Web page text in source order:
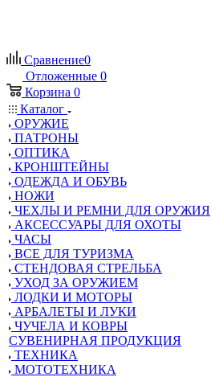
Сравнение0
Отложенные 0
Корзина 0
Каталог
ОРУЖИЕ
ПАТРОНЫ
ОПТИКА
КРОНШТЕЙНЫ
ОДЕЖДА И ОБУВЬ
НОЖИ
ЧЕХЛЫ И РЕМНИ ДЛЯ ОРУЖИЯ
АКСЕССУАРЫ ДЛЯ ОХОТЫ
ЧАСЫ
ВСЕ ДЛЯ ТУРИЗМА
СТЕНДОВАЯ СТРЕЛЬБА
УХОД ЗА ОРУЖИЕМ
ЛОДКИ И МОТОРЫ
АРБАЛЕТЫ И ЛУКИ
ЧУЧЕЛА И КОВРЫ
СУВЕНИРНАЯ ПРОДУКЦИЯ
ТЕХНИКА
МОТОТЕХНИКА